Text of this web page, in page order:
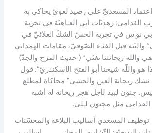
المسعديّ على رصيد لغويّ يحاكي به
القدامى: زهديّات أبي العتاهيّة في تجربة
نواس في تجربة الحسّ الشكّ العلائيّ في
والتّيه قبل الفناء الصّوفيّ، مقامات الهمذاني
والله ريحانتنا تغنّي” ( حديث المزح والجدّ)
هو واللّه شيخنا أبو الفتح الإسكندريّ”. قول
نشك ريحانة العين والحشى” محاكاة لمطلع
جنون لبيد لأجل هجر ريحانة له أشبه
مثل مجنون ليلى.
توظيف المسعدي أساليب البلاغة والمحسّنات